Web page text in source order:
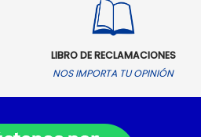
LIBRO DE RECLAMACIONES
NOS IMPORTA TU OPINIÓN